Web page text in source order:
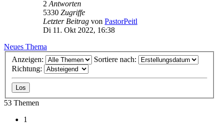
2 Antworten
5330 Zugriffe
Letzter Beitrag von PastorPeitl
Di 11. Okt 2022, 16:38
Neues Thema
Anzeigen:
Sortiere nach:
Richtung:
53 Themen
1